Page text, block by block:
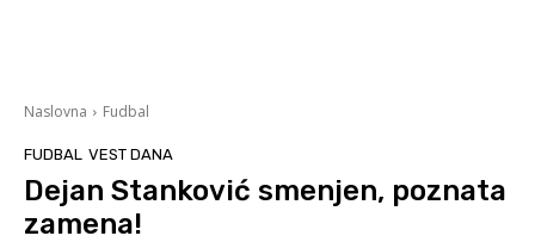
Naslovna Fudbal
FUDBAL VEST DANA
Dejan Stanković smenjen, poznata
zamena!